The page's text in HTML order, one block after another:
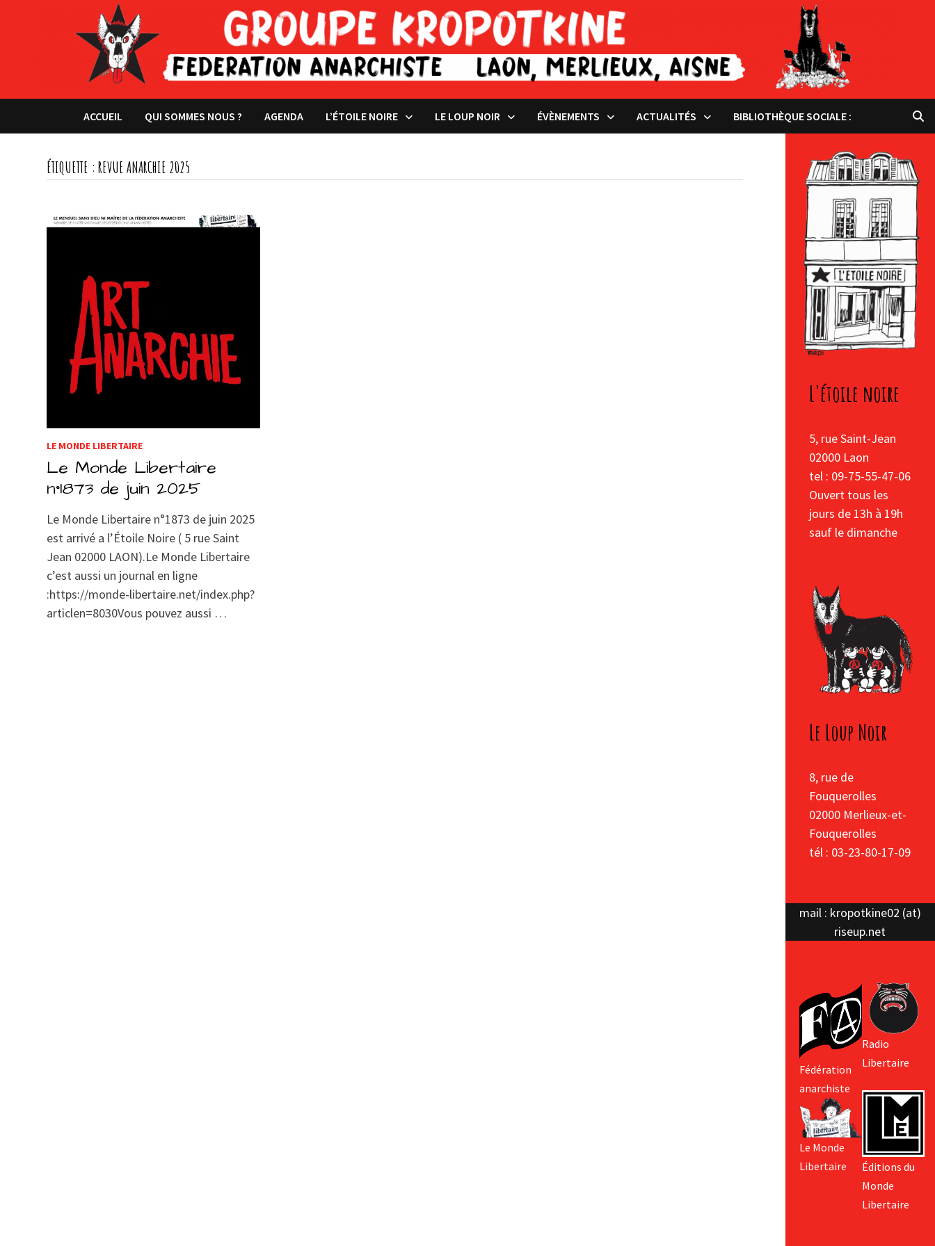
ACCUEIL QUI SOMMES NOUS ? AGENDA L’ÉTOILE NOIRE LE LOUP NOIR ÉVÈNEMENTS ACTUALITÉS BIBLIOTHÈQUE SOCIALE :
ÉTIQUETTE :REVUE ANARCHIE 2025
LE MONDE LIBERTAIRE
Le Monde Libertaire
n°1873 de juin 2025
Le Monde Libertaire n°1873 de juin 2025
est arrivé a l’Étoile Noire ( 5 rue Saint
Jean 02000 LAON).Le Monde Libertaire
c’est aussi un journal en ligne
:https://monde-libertaire.net/index.php?
articlen=8030Vous pouvez aussi …
L'étoile noire
5, rue Saint-Jean
02000 Laon
tel : 09-75-55-47-06
Ouvert tous les
jours de 13h à 19h
sauf le dimanche
Le Loup Noir
8, rue de
Fouquerolles
02000 Merlieux-et-
Fouquerolles
tél : 03-23-80-17-09
mail : kropotkine02 (at)
riseup.net
Fédération
anarchiste
Le Monde
Libertaire
Radio
Libertaire
Éditions du
Monde
Libertaire